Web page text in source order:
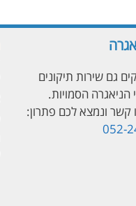
גם שירות תיקונים
הניאגרה הסמויות.
קשר ונמצא לכם פתרון:
052-